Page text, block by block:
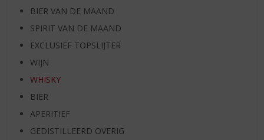
BIER VAN DE MAAND
SPIRIT VAN DE MAAND
EXCLUSIEF TOPSLIJTER
WIJN
WHISKY
BIER
APERITIEF
GEDISTILLEERD OVERIG